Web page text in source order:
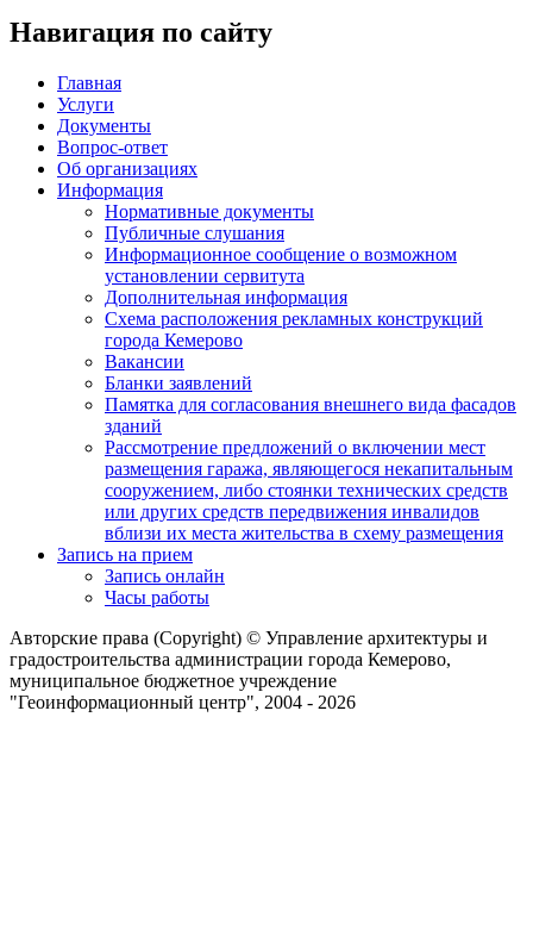
Навигация по сайту
Главная
Услуги
Документы
Вопрос-ответ
Об организациях
Информация
Нормативные документы
Публичные слушания
Информационное сообщение о возможном
установлении сервитута
Дополнительная информация
Схема расположения рекламных конструкций
города Кемерово
Вакансии
Бланки заявлений
Памятка для согласования внешнего вида фасадов
зданий
Рассмотрение предложений о включении мест
размещения гаража, являющегося некапитальным
сооружением, либо стоянки технических средств
или других средств передвижения инвалидов
вблизи их места жительства в схему размещения
Запись на прием
Запись онлайн
Часы работы
Авторские права (Copyright) © Управление архитектуры и
градостроительства администрации города Кемерово,
муниципальное бюджетное учреждение
"Геоинформационный центр", 2004 - 2026